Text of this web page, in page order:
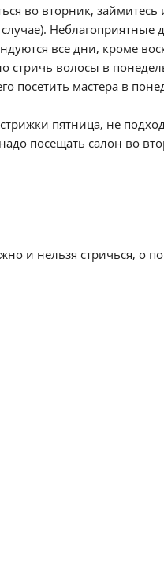
во вторник,
все дни, кроме
стричь волосы в
посетить мастера в
пятница, не
посещать салон во
и нельзя стричься, о